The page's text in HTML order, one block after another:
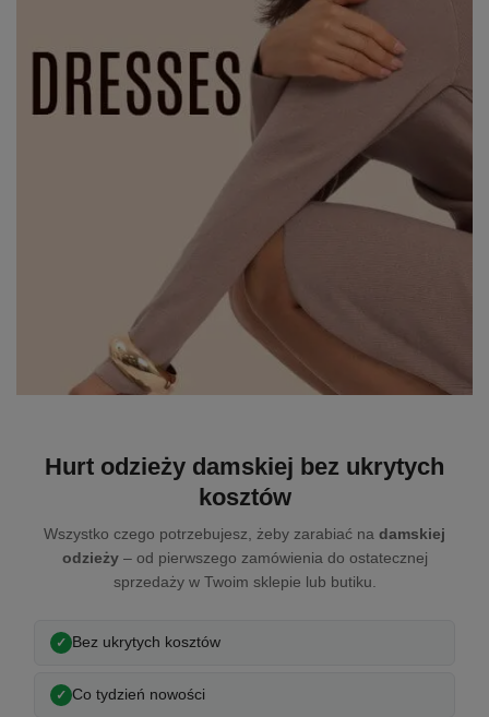
Hurt odzieży damskiej bez ukrytych
kosztów
Wszystko czego potrzebujesz, żeby zarabiać na damskiej
odzieży– od pierwszego zamówienia do ostatecznej
sprzedaży w Twoim sklepie lub butiku.
Bez ukrytych kosztów
Co tydzień nowości